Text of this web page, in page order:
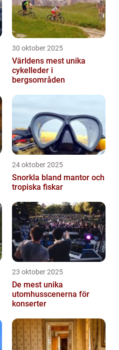
30 oktober 2025
Världens mest unika
cykelleder i
bergsområden
24 oktober 2025
Snorkla bland mantor och
tropiska fiskar
23 oktober 2025
De mest unika
utomhusscenerna för
konserter